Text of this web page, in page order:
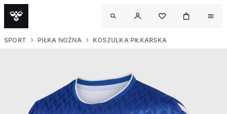
SPORT PIŁKA NOŻNA KOSZULKA PIŁKARSKA